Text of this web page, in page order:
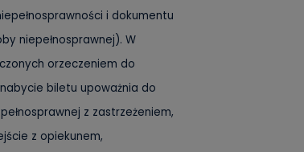
i dokumentu
niepełnosprawnej). W
orzeczeniem do
biletu upoważnia do
z zastrzeżeniem,
z opiekunem,